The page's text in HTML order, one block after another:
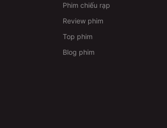
Phim chiếu rạp
Review phim
Top phim
Blog phim